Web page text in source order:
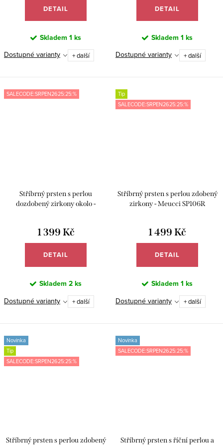
DETAIL
Skladem 1 ks
Dostupné varianty + další
DETAIL
Skladem 1 ks
Dostupné varianty + další
SALECODE:SRPEN2625:25:%
Stříbrný prsten s perlou
dozdobený zirkony okolo -
1 399 Kč
DETAIL
Skladem 2 ks
Dostupné varianty + další
Tip
SALECODE:SRPEN2625:25:%
Stříbrný prsten s perlou zdobený
zirkony - Meucci SP106R
1 499 Kč
DETAIL
Skladem 1 ks
Dostupné varianty + další
Novinka
Tip
SALECODE:SRPEN2625:25:%
Stříbrný prsten s perlou zdobený
Novinka
SALECODE:SRPEN2625:25:%
Stříbrný prsten s říční perlou a